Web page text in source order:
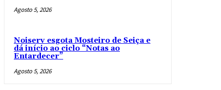
Agosto 5, 2026
Noiserv esgota Mosteiro de Seiça e
dá início ao ciclo “Notas ao
Entardecer”
Agosto 5, 2026